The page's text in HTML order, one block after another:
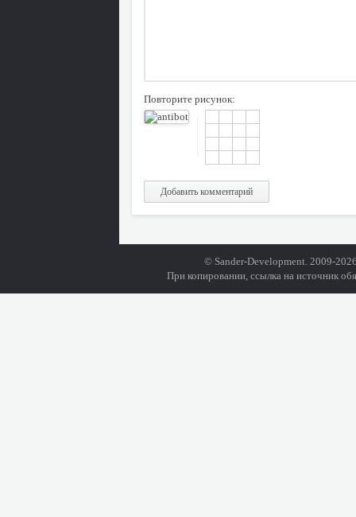
Повторите рисунок:
Добавить комментарий
© Sander-Development. 2009-
При копировании, ссылка на источник